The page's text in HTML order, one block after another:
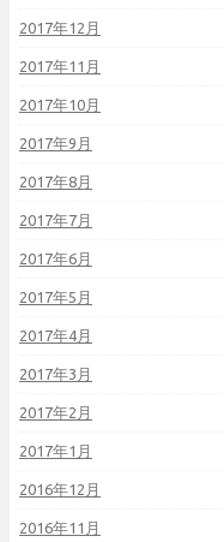
2017年12月
2017年11月
2017年10月
2017年9月
2017年8月
2017年7月
2017年6月
2017年5月
2017年4月
2017年3月
2017年2月
2017年1月
2016年12月
2016年11月